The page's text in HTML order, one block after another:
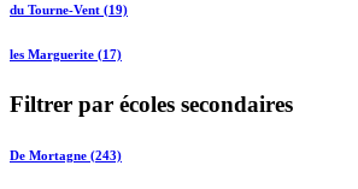
du Tourne-Vent (19)
les Marguerite (17)
Filtrer par écoles secondaires
De Mortagne (243)